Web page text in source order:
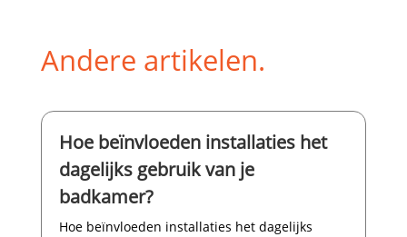
Andere artikelen.
Hoe beïnvloeden installaties het
dagelijks gebruik van je
badkamer?
Hoe beïnvloeden installaties het dagelijks